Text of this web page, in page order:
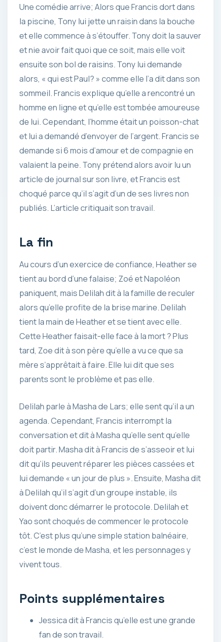
Une comédie arrive; Alors que Francis dort dans
la piscine, Tony lui jette un raisin dans la bouche
et elle commence à s’étouffer. Tony doit la sauver
et nie avoir fait quoi que ce soit, mais elle voit
ensuite son bol de raisins. Tony lui demande
alors, « qui est Paul? » comme elle l’a dit dans son
sommeil. Francis explique qu’elle a rencontré un
homme en ligne et qu’elle est tombée amoureuse
de lui. Cependant, l’homme était un poisson-chat
et lui a demandé d’envoyer de l’argent. Francis se
demande si 6 mois d’amour et de compagnie en
valaient la peine. Tony prétend alors avoir lu un
article de journal sur son livre, et Francis est
choqué parce qu’il s’agit d’un de ses livres non
publiés. L’article critiquait son travail.
La fin
Au cours d’un exercice de confiance, Heather se
tient au bord d’une falaise; Zoé et Napoléon
paniquent, mais Delilah dit à la famille de reculer
alors qu’elle profite de la brise marine. Delilah
tient la main de Heather et se tient avec elle.
Cette Heather faisait-elle face à la mort ? Plus
tard, Zoe dit à son père qu’elle a vu ce que sa
mère s’apprêtait à faire. Elle lui dit que ses
parents sont le problème et pas elle.
Delilah parle à Masha de Lars; elle sent qu’il a un
agenda. Cependant, Francis interrompt la
conversation et dit à Masha qu’elle sent qu’elle
doit partir. Masha dit à Francis de s’asseoir et lui
dit qu’ils peuvent réparer les pièces cassées et
lui demande « un jour de plus ». Ensuite, Masha dit
à Delilah qu’il s’agit d’un groupe instable, ils
doivent donc démarrer le protocole. Delilah et
Yao sont choqués de commencer le protocole
tôt. C’est plus qu’une simple station balnéaire,
c’est le monde de Masha, et les personnages y
vivent tous.
Points supplémentaires
Jessica dit à Francis qu’elle est une grande
fan de son travail.